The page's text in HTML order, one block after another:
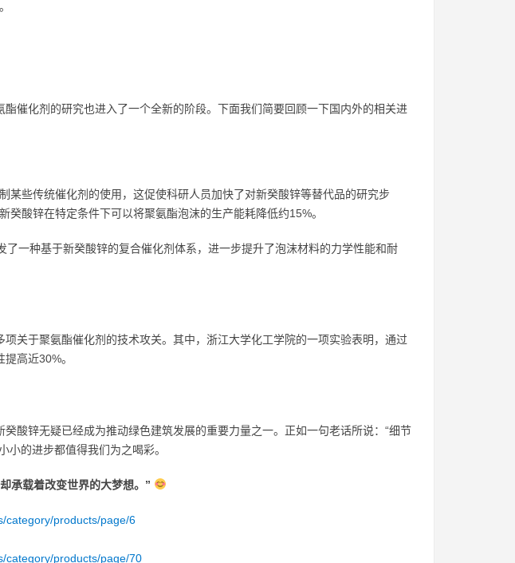
催化剂的研究也进入了一个全新的阶段。下面我们简要回顾一下国内外的相关进
某些传统催化剂的使用，这促使科研人员加快了对新癸酸锌等替代品的研究步
癸酸锌在特定条件下可以将聚氨酯泡沫的生产能耗降低约15%。
了一种基于新癸酸锌的复合催化剂体系，进一步提升了泡沫材料的力学性能和耐
关于聚氨酯催化剂的技术攻关。其中，浙江大学化工学院的一项实验表明，通过
高近30%。
酸锌无疑已经成为推动绿色建筑发展的重要力量之一。正如一句老话所说：“细节
小的进步都值得我们为之喝彩。
承载着改变世界的大梦想。”
category/products/page/6
category/products/page/70